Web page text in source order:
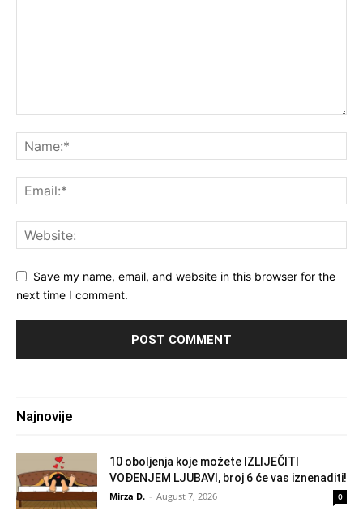
Save my name, email, and website in this browser for the
next time I comment.
Najnovije
10 oboljenja koje možete IZLIJEČITI
VOĐENJEM LJUBAVI, broj 6 će vas iznenaditi!
Mirza D. - August 7, 2026 0